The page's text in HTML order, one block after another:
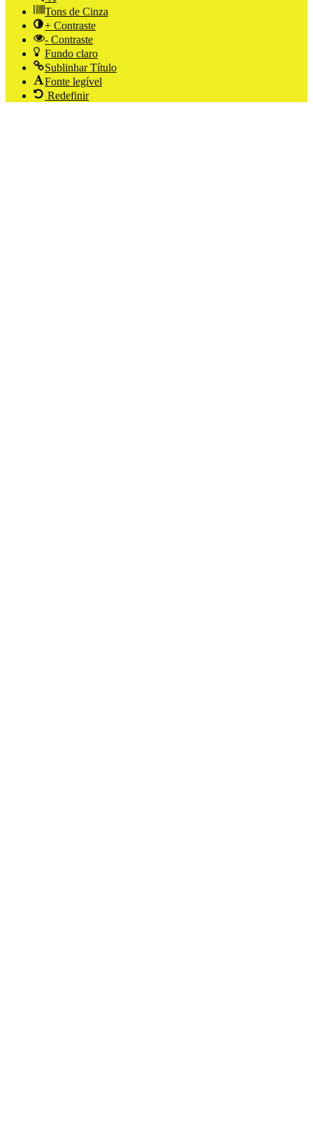
Tons de Cinza
+ Contraste
- Contraste
Fundo claro
Sublinhar Título
Fonte legível
Redefinir